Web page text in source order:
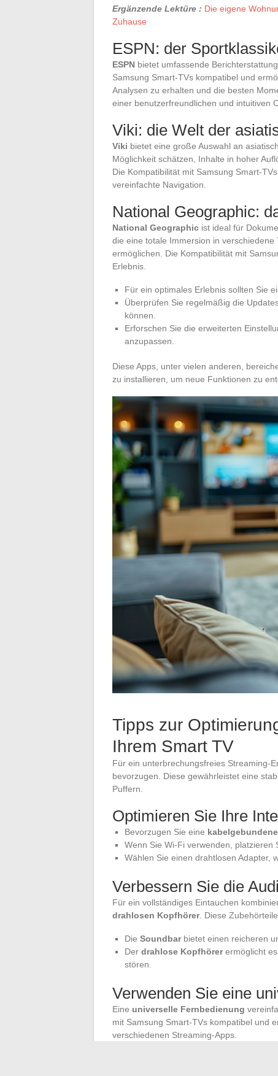
Ergänzende Lektüre : Die eigene
Zuhause
ESPN: der
ESPN bietet umfassende
Samsung Smart-TVs kompatibel und
Analysen zu erhalten und die besten
einer benutzerfreundlichen und intuitiven
Viki: die Welt der
Viki bietet eine große Auswahl an
Möglichkeit schätzen, Inhalte in hoher
Die Kompatibilität mit Samsung Smart-
vereinfachte Navigation.
National Geographic:
National Geographic ist ideal für
die eine totale Immersion in
ermöglichen. Die Kompatibilität mit
Erlebnis.
Für ein optimales Erlebnis sollten Sie
Überprüfen Sie regelmäßig die
können.
Erforschen Sie die erweiterten
anzupassen.
Diese Apps, unter vielen anderen,
zu installieren, um neue Funktionen zu
Tipps zur
Ihrem Smart TV
Für ein unterbrechungsfreies Streaming-
bevorzugen. Diese gewährleistet eine
Puffern.
Optimieren Sie Ihre
Bevorzugen Sie eine
Wenn Sie Wi-Fi verwenden, platzieren
Wählen Sie einen drahtlosen Adapter,
Verbessern Sie die
Für ein vollständiges Eintauchen
drahlosen Kopfhörer. Diese
Die Soundbarbietet einen reicheren
Der drahlose Kopfhörerermöglicht
stören.
Verwenden Sie eine
Eine universelle Fernbedienung
mit Samsung Smart-TVs kompatibel und
verschiedenen Streaming-Apps.